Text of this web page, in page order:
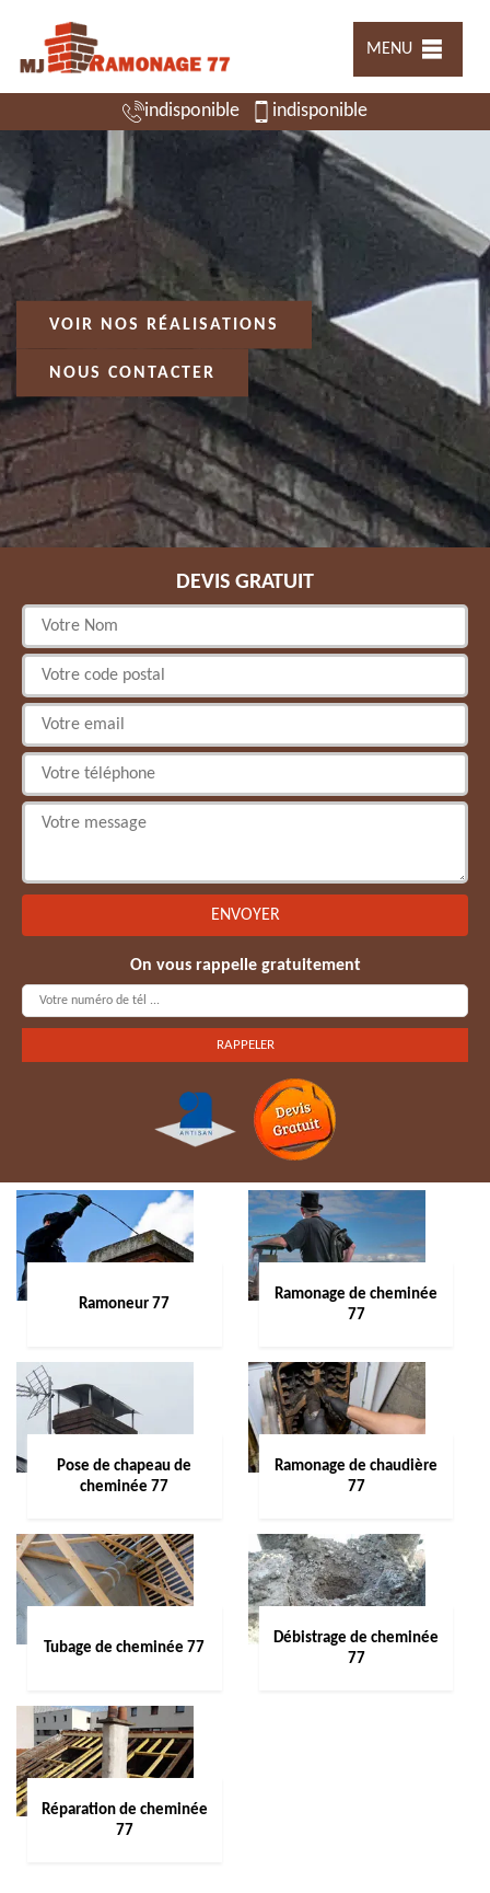
MENU
indisponible indisponible
VOIR NOS RÉALISATIONS
NOUS CONTACTER
DEVIS GRATUIT
On vous rappelle gratuitement
Ramoneur 77
Ramonage de cheminée
77
Pose de chapeau de
cheminée 77
Ramonage de chaudière
77
Tubage de cheminée 77
Débistrage de cheminée
77
Réparation de cheminée
77